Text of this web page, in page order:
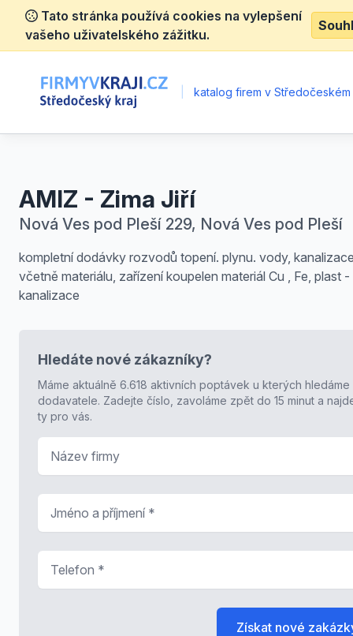
Tato stránka používá cookies na vylepšení
vašeho uživatelského zážitku.
katalog firem v Středočeském
AMIZ - Zima Jiří
Nová Ves pod Pleší 229, Nová Ves pod Pleší
kompletní dodávky rozvodů topení. plynu. vody,
včetně materiálu, zařízení koupelen materiál Cu , Fe, plast
kanalizace
Hledáte nové zákazníky?
Máme aktuálně 6.618 aktivních poptávek u kterých hledáme
dodavatele. Zadejte číslo, zavoláme zpět do 15 minut a
ty pro vás.
Získat nové